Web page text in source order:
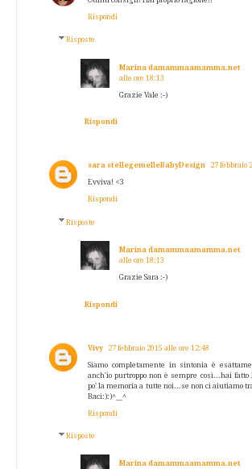
Rispondi
Risposte
Marina damammaamamma.net
alle ore 18:13
Grazie Vale :-)
Rispondi
sara stellegemelleBabyDesign 27 febbraio
Evviva! <3
Rispondi
Risposte
Marina damammaamamma.net
alle ore 18:13
Grazie Sara :-)
Rispondi
Vivy 27 febbraio 2015 alle ore 12:48
Siamo completamente in sintonia è
anch'io purtroppo non è sempre così...hai
po' la memoria a tutte noi...se non ci aiutiamo
Baci:):)^__^
Rispondi
Risposte
Marina damammaamamma.net